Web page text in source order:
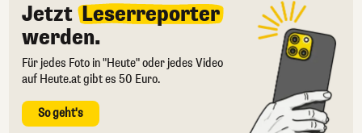
Jetzt Leserreporter
werden.
Für jedes Foto in "Heute" oder jedes Video
auf Heute.at gibt es 50 Euro.
So geht's